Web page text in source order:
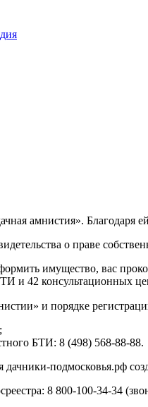
амнистия».
о праве
имущество, вас
и 42
и порядке
БТИ: 8 (498) 568-88-88.
подмосковья.рф
8 800-100-34-34